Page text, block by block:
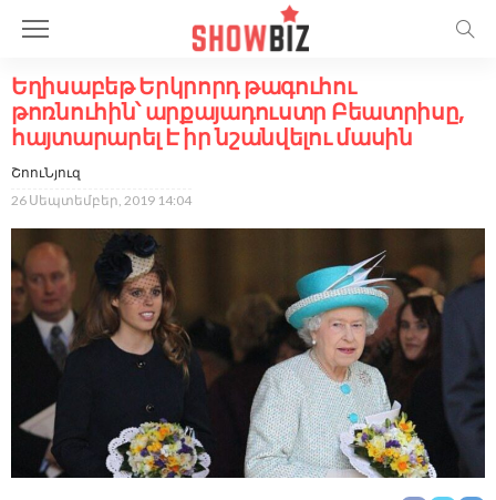
Եղիսաբեթ Երկրորդ թագուհու
թոռնուհին՝ արքայադուստր Բեատրիսը,
հայտարարել Է իր նշանվելու մասին
ՇոուՆյուզ
26 Սեպտեմբեր, 2019 14:04